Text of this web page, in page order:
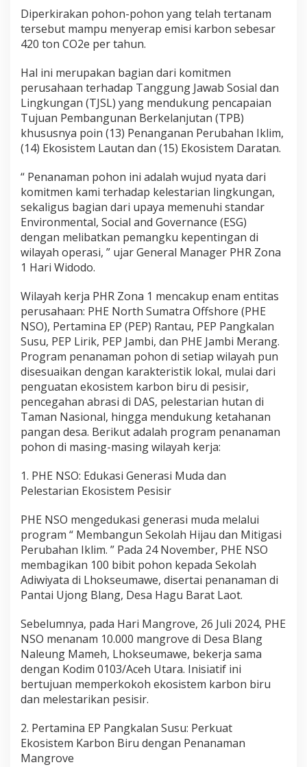
Diperkirakan pohon-pohon yang telah tertanam
tersebut mampu menyerap emisi karbon sebesar
420 ton CO2e per tahun.
Hal ini merupakan bagian dari komitmen
perusahaan terhadap Tanggung Jawab Sosial dan
Lingkungan (TJSL) yang mendukung pencapaian
Tujuan Pembangunan Berkelanjutan (TPB)
khususnya poin (13) Penanganan Perubahan Iklim,
(14) Ekosistem Lautan dan (15) Ekosistem Daratan.
“ Penanaman pohon ini adalah wujud nyata dari
komitmen kami terhadap kelestarian lingkungan,
sekaligus bagian dari upaya memenuhi standar
Environmental, Social and Governance (ESG)
dengan melibatkan pemangku kepentingan di
wilayah operasi, ” ujar General Manager PHR Zona
1 Hari Widodo.
Wilayah kerja PHR Zona 1 mencakup enam entitas
perusahaan: PHE North Sumatra Offshore (PHE
NSO), Pertamina EP (PEP) Rantau, PEP Pangkalan
Susu, PEP Lirik, PEP Jambi, dan PHE Jambi Merang.
Program penanaman pohon di setiap wilayah pun
disesuaikan dengan karakteristik lokal, mulai dari
penguatan ekosistem karbon biru di pesisir,
pencegahan abrasi di DAS, pelestarian hutan di
Taman Nasional, hingga mendukung ketahanan
pangan desa. Berikut adalah program penanaman
pohon di masing-masing wilayah kerja:
1. PHE NSO: Edukasi Generasi Muda dan
Pelestarian Ekosistem Pesisir
PHE NSO mengedukasi generasi muda melalui
program “ Membangun Sekolah Hijau dan Mitigasi
Perubahan Iklim. ” Pada 24 November, PHE NSO
membagikan 100 bibit pohon kepada Sekolah
Adiwiyata di Lhokseumawe, disertai penanaman di
Pantai Ujong Blang, Desa Hagu Barat Laot.
Sebelumnya, pada Hari Mangrove, 26 Juli 2024, PHE
NSO menanam 10.000 mangrove di Desa Blang
Naleung Mameh, Lhokseumawe, bekerja sama
dengan Kodim 0103/Aceh Utara. Inisiatif ini
bertujuan memperkokoh ekosistem karbon biru
dan melestarikan pesisir.
2. Pertamina EP Pangkalan Susu: Perkuat
Ekosistem Karbon Biru dengan Penanaman
Mangrove